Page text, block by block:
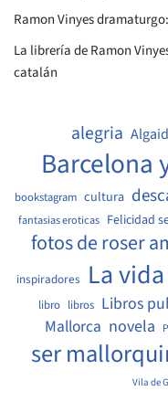
Ramon Vinyes
La librería de Ramon
catalán
alegria
Barcelona
bookstagram cultura
fantasias eroticas Felicidad
fotos de roser
inspiradores La
libro libros Libros
Mallorca novela
ser
Vila de